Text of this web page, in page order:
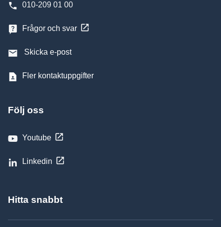
010-209 01 00
Frågor och svar
Skicka e-post
Fler kontaktuppgifter
Följ oss
Youtube
Linkedin
Hitta snabbt